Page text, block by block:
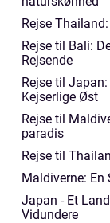
Rejse
Rejse til Bali:
Rejsende
Rejse til
Kejserlige Øst
Rejse til
paradis
Rejse til
Maldiverne: En
Japan - Et
Vidundere